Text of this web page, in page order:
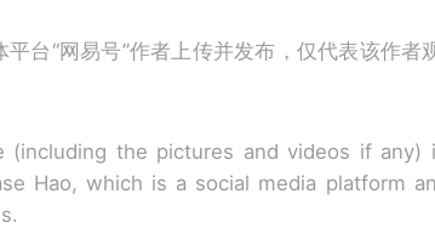
台“网易号”作者上传并发布，仅代表该作者
(including the pictures and videos if any)
Hao, which is a social media platform